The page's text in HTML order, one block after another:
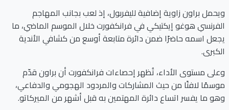
ويحمل براون زاوية إضافية لليفربول، إذ لعب بجانب المهاجم
الفرنسي هوغو إيكتيكي في فرانكفورت خلال الموسم الماضي، ما
يجعل اسمه حاضرًا ضمن دائرة متابعة أوسع من كشافي الأندية
الكبرى.
وعلى مستوى الأداء، تُظهر إحصاءات فرانكفورت أن براون قدّم
موسمًا لافتًا من حيث المشاركات والمردود الهجومي والدفاعي،
وهو ما يفسر اتساع دائرة المهتمين به قبل أشهر من الميركاتو.